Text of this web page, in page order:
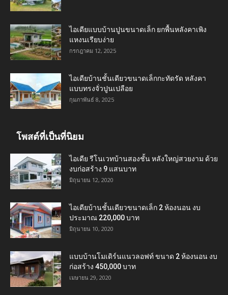
ไอเดียแบบบ้านปูนขนาดเล็ก ยกพื้นหลังคาเพิง
แหงนเรียบง่าย
กรกฎาคม 12, 2025
ไอเดียบ้านชั้นเดียวขนาดเล็กกะทัดรัด หลังคา
แบบทรงจั่วปูนเปลือย
กุมภาพันธ์ 8, 2025
โพสต์ที่เป็นที่นิยม
ไอเดีย รีโนเวทบ้านสองชั้น หลังใหญ่สวยงาม ด้วย
งบก่อสร้าง 9 แสนบาท
มิถุนายน 12, 2020
ไอเดียบ้านชั้นเดียวขนาดเล็ก 2 ห้องนอน งบ
ประมาณ 220,000 บาท
มิถุนายน 10, 2020
แบบบ้านโมเดิร์นแนวลอฟท์ ขนาด 2 ห้องนอน งบ
ก่อสร้าง 450,000 บาท
เมษายน 29, 2020